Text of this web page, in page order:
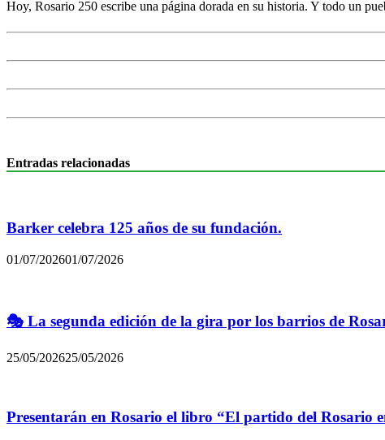
Hoy, Rosario 250 escribe una página dorada en su historia. Y todo un
Entradas relacionadas
Barker celebra 125 años de su fundación.
01/07/202601/07/2026
🎭 La segunda edición de la gira por los barrios de
25/05/202625/05/2026
Presentarán en Rosario el libro “El partido del Rosario